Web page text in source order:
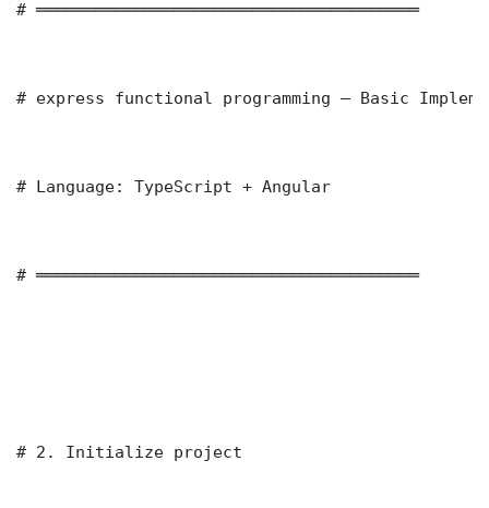
# ═══════════════════════════════════════
# express functional programming — Basic
# Language: TypeScript + Angular
# ═══════════════════════════════════════
# 2. Initialize project